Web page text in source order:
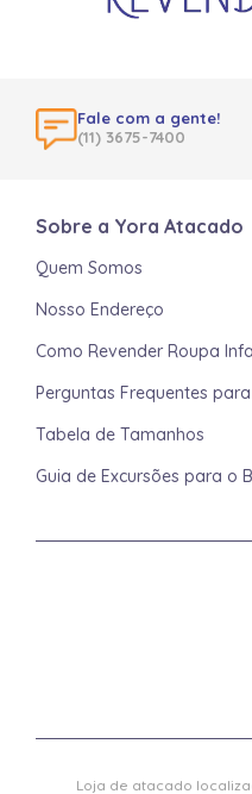
Fale com a gente!
(11) 3675-7400
Sobre a Yora Atacado
Quem Somos
Nosso Endereço
Como Revender Roupa
Perguntas Frequentes
Tabela de Tamanhos
Guia de Excursões para o
Loja de atacado